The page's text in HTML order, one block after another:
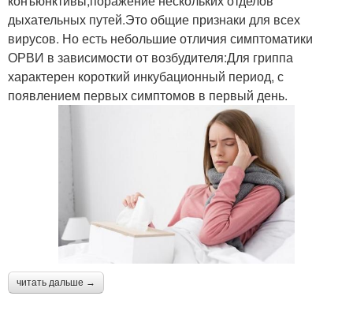
дыхательных путей.Это общие признаки для всех
вирусов. Но есть небольшие отличия симптоматики
ОРВИ в зависимости от возбудителя:Для гриппа
характерен короткий инкубационный период, с
появлением первых симптомов в первый день.
читать дальше →